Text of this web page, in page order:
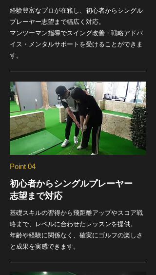
経験豊富なプロが在籍し、初心者からシングル
プレーヤー志望まで幅広く対応。
マンツーマン指導でスイング改善・戦略アドバ
イス・メンタルサポートを受けることができま
す。
Point 04
初心者からシングルプレーヤー
志望まで対応
基礎スキルの習得から飛距離アップやスコア戦
略まで、レベルに合わせたレッスンを提供。
年齢や経験に関係なく、確実にゴルフの楽しさ
と成果を実感できます。